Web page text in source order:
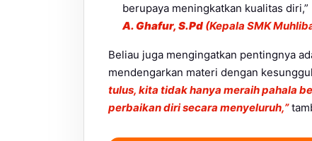
berupaya meningkatkan kualitas diri,”
A. Ghafur, S.Pd (Kepala SMK
Beliau juga mengingatkan pentingnya
mendengarkan materi dengan
tulus, kita tidak hanya meraih pahala
perbaikan diri secara menyeluruh,”